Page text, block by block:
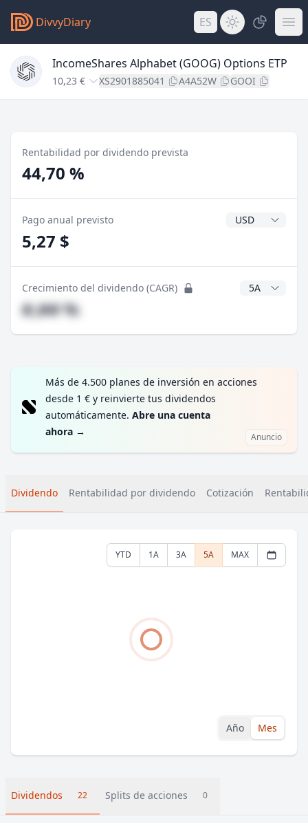
DivvyDiary ES
IncomeShares Alphabet (GOOG) Options ETP
10,23 € XS2901885041 A4A52W GOOI
Rentabilidad por dividendo prevista
44,70 %
Pago anual previsto Divisa del
5,27 $
Crecimiento del dividendo (CAGR) Años CAGR
#,## %
Más de 4.500 planes de inversión en acciones
desde 1 € y reinvierte tus dividendos
automáticamente. Abre una cuenta
ahora → Anuncio
Dividendo Rentabilidad por dividendo Cotización
YTD 1A 3A 5A MAX
Año Mes
Dividendos 22 Splits de acciones 0